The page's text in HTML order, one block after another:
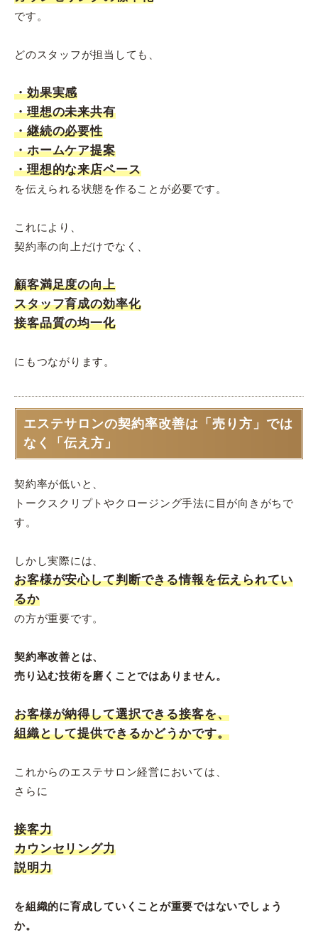
です。
どのスタッフが担当しても、
・効果実感
・理想の未来共有
・継続の必要性
・ホームケア提案
・理想的な来店ペース
を伝えられる状態を作ることが必要です。
これにより、
契約率の向上だけでなく、
顧客満足度の向上
スタッフ育成の効率化
接客品質の均一化
にもつながります。
エステサロンの契約率改善は「売り方」では
なく「伝え方」
契約率が低いと、
トークスクリプトやクロージング手法に目が向きがちで
す。
しかし実際には、
お客様が安心して判断できる情報を伝えられてい
るか
の方が重要です。
契約率改善とは、
売り込む技術を磨くことではありません。
お客様が納得して選択できる接客を、
組織として提供できるかどうかです。
これからのエステサロン経営においては、
さらに
接客力
カウンセリング力
説明力
を組織的に育成していくことが重要ではないでしょう
か。